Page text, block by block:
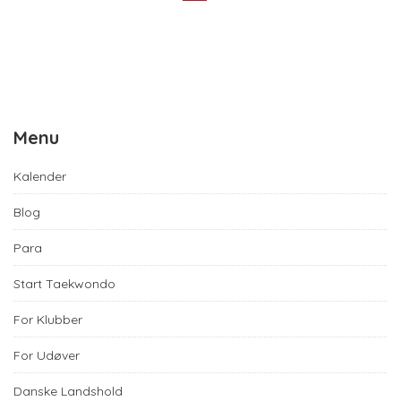
Menu
Kalender
Blog
Para
Start Taekwondo
For Klubber
For Udøver
Danske Landshold